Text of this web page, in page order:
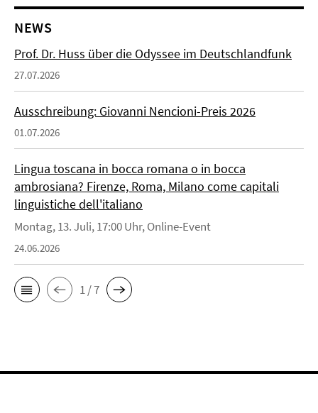
NEWS
Prof. Dr. Huss über die Odyssee im Deutschlandfunk
27.07.2026
Ausschreibung: Giovanni Nencioni-Preis 2026
01.07.2026
Lingua toscana in bocca romana o in bocca
ambrosiana? Firenze, Roma, Milano come capitali
linguistiche dell'italiano
Montag, 13. Juli, 17:00 Uhr, Online-Event
24.06.2026
1 / 7